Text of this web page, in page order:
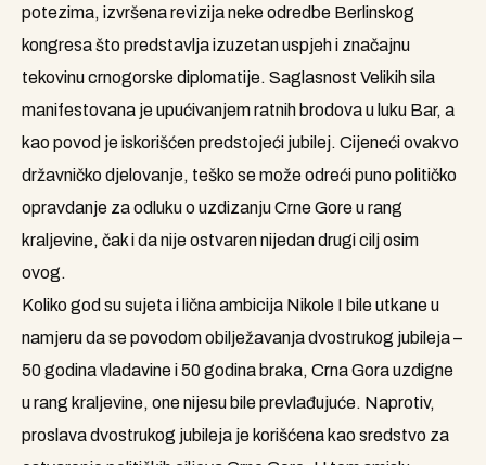
potezima, izvršena revizija neke odredbe Berlinskog
kongresa što predstavlja izuzetan uspjeh i značajnu
tekovinu crnogorske diplomatije. Saglasnost Velikih sila
manifestovana je upućivanjem ratnih brodova u luku Bar, a
kao povod je iskorišćen predstojeći jubilej. Cijeneći ovakvo
državničko djelovanje, teško se može odreći puno političko
opravdanje za odluku o uzdizanju Crne Gore u rang
kraljevine, čak i da nije ostvaren nijedan drugi cilj osim
ovog.
Koliko god su sujeta i lična ambicija Nikole I bile utkane u
namjeru da se povodom obilježavanja dvostrukog jubileja –
50 godina vladavine i 50 godina braka, Crna Gora uzdigne
u rang kraljevine, one nijesu bile prevlađujuće. Naprotiv,
proslava dvostrukog jubileja je korišćena kao sredstvo za